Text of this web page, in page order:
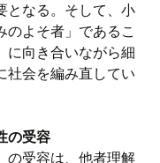
となる。そして、小
のよそ者」であるこ
に向き合いながら細
社会を編み直してい
の受容
の受容は、他者理解